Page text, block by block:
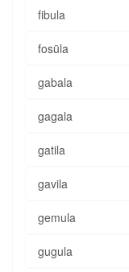
fibula
fosüla
gabala
gagala
gatila
gavila
gemula
gugula